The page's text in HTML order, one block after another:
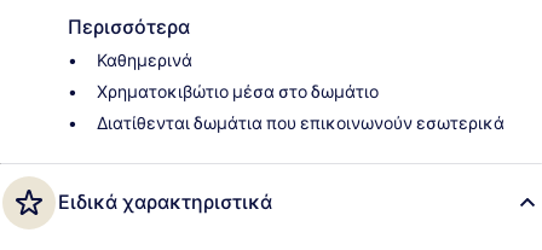
Περισσότερα
Καθημερινά
Χρηματοκιβώτιο μέσα στο δωμάτιο
Διατίθενται δωμάτια που επικοινωνούν εσωτερικά
Ειδικά χαρακτηριστικά